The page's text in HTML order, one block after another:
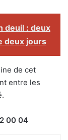
deuil : deux
deux jours
de cet
entre les
00 04